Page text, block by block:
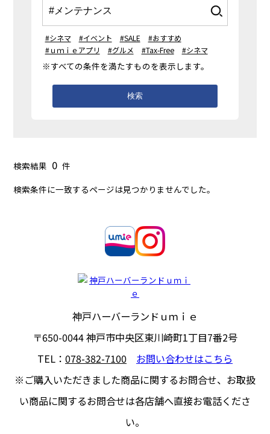
#シネマ #イベント #SALE
#おすすめ
#ｕｍｉｅアプリ
#グルメ #Tax-Free #シネマ
※すべての条件を満たすものを表示します。
検索
検索結果 0 件
検索条件に一致するページは見つかりませんでした。
神戸ハーバーランドｕｍｉｅ
〒650-0044神戸市中央区東川崎町1丁目7番2号
TEL： 078-382-7100
お問い合わせはこちら
※ご購入いただきました商品に関するお問合せ、 お取扱
い商品に関するお問合せは各店舗へ直接お電話くださ
い。